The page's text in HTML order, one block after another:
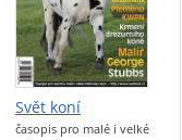
Svět koní
časopis pro malé i velké